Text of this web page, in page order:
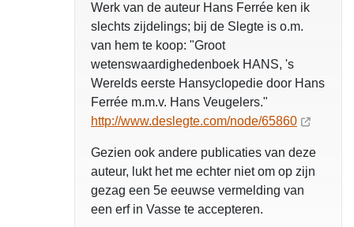
Werk van de auteur Hans Ferrée ken ik
slechts zijdelings; bij de Slegte is o.m.
van hem te koop: "Groot
wetenswaardighedenboek HANS, 's
Werelds eerste Hansyclopedie door Hans
Ferrée m.m.v. Hans Veugelers."
http://www.deslegte.com/node/65860
Gezien ook andere publicaties van deze
auteur, lukt het me echter niet om op zijn
gezag een 5e eeuwse vermelding van
een erf in Vasse te accepteren.